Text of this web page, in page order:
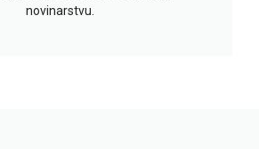
novinarstvu.